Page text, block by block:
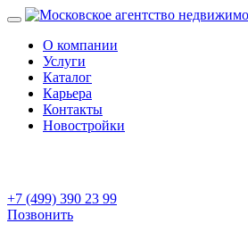
О компании
Услуги
Каталог
Карьера
Контакты
Новостройки
+7 (499) 390 23 99
Позвонить